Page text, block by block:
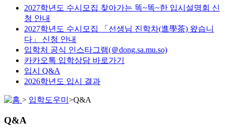
2027학년도 수시모집 찾아가는 똑~똑~한 입시설명회 신
청 안내
2027학년도 수시모집 「선생님 진학차(進學茶) 왔습니
다」 신청 안내
입학처 공식 인스타그램(＠dong.sa.mu.so)
카카오톡 입학상담 바로가기
입시 Q&A
2026학년도 입시 결과
> 입학도우미 >Q&A
Q&A